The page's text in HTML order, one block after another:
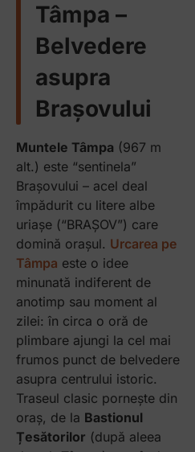
Tâmpa –
Belvedere
asupra
Brașovului
Muntele Tâmpa (967 m
alt.) este “sentinela”
Brașovului – acel deal
împădurit cu litere albe
uriașe (“BRAȘOV”) care
domină orașul. Urcarea pe
Tâmpa este o idee
minunată indiferent de
anotimp sau moment al
zilei: în circa o oră de
plimbare ajungi la cel mai
frumos punct de belvedere
asupra centrului istoric.
Traseul clasic pornește din
oraș, de la Bastionul
Țesătorilor (după aleea